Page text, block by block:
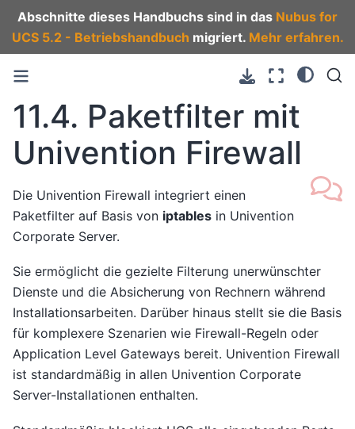
Abschnitte dieses Handbuchs sind in das Nubus for
UCS 5.2 - Betriebshandbuch migriert. Mehr erfahren.
11.4. Paketfilter mit
Univention Firewall
Die Univention Firewall integriert einen
Paketfilter auf Basis von iptables in Univention
Corporate Server.
Sie ermöglicht die gezielte Filterung unerwünschter
Dienste und die Absicherung von Rechnern während
Installationsarbeiten. Darüber hinaus stellt sie die Basis
für komplexere Szenarien wie Firewall-Regeln oder
Application Level Gateways bereit. Univention Firewall
ist standardmäßig in allen Univention Corporate
Server-Installationen enthalten.